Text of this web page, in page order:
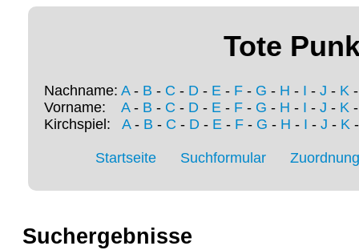
Tote
Nachname: A- B - C - D - E - F - G - H - I - J - K
Vorname: A- B - C - D - E - F - G - H - I - J - K
Kirchspiel: A- B - C - D- E- F- G - H - I - J - K
Startseite Suchformular
Suchergebnisse